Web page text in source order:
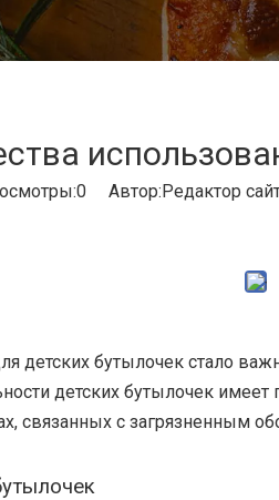
0 Автор:Pедактор
детских бутылочек стало
детских бутылочек
связанных с загрязненным